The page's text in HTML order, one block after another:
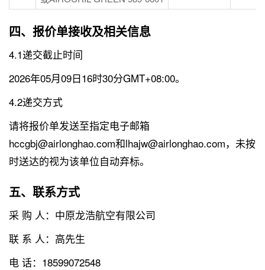
四、报价单接收及相关信息
4.1递交截止时间
2026年05月09日16时30分GMT+08:00。
4.2递交方式
请将报价单发送至指定电子邮箱
hccgbj@airlonghao.com和lhajw@airlonghao.com，未按
时送达的视为该单位自动弃标。
五、联系方式
采 购 人：中原龙浩航空有限公司
联 系 人：高先生
电 话：18599072548